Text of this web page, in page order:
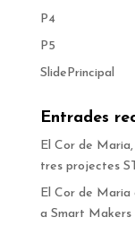
P4
P5
SlidePrincipal
Entrades
El Cor de
tres projectes
El Cor de Maria
a Smart Makers